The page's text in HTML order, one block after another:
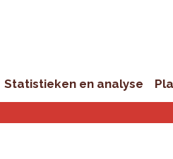
Statistieken en analyse